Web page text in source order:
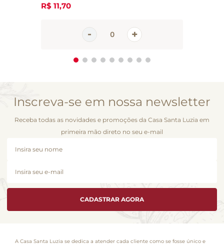
R$ 11,70
Inscreva-se em nossa newsletter
Receba todas as novidades e promoções da Casa Santa Luzia em
primeira mão direto no seu e-mail
CADASTRAR AGORA
A Casa Santa Luzia se dedica a atender cada cliente como se fosse único e